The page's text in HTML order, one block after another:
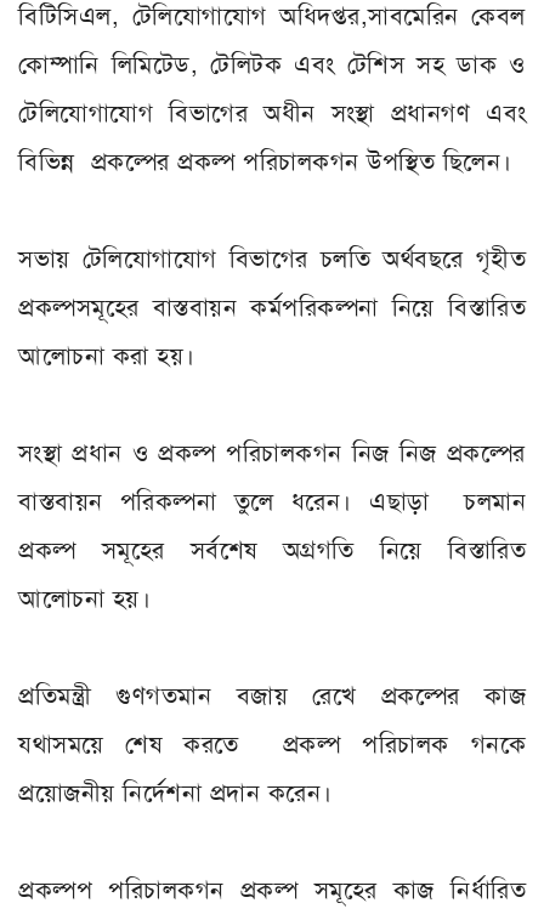
বিটিসিএল, টেলিযোগাযোগ অধিদপ্তর,সাবমেরিন কেবল
কোম্পানি লিমিটেড, টেলিটক এবং টেশিস সহ ডাক ও
টেলিযোগাযোগ বিভাগের অধীন সংস্থা প্রধানগণ এবং
বিভিন্ন প্রকল্পের প্রকল্প পরিচালকগন উপস্থিত ছিলেন।
সভায় টেলিযোগাযোগ বিভাগের চলতি অর্থবছরে গৃহীত
প্রকল্পসমূহের বাস্তবায়ন কর্মপরিকল্পনা নিয়ে বিস্তারিত
আলোচনা করা হয়।
সংস্থা প্রধান ও প্রকল্প পরিচালকগন নিজ নিজ প্রকল্পের
বাস্তবায়ন পরিকল্পনা তুলে ধরেন। এছাড়া চলমান
প্রকল্প সমূহের সর্বশেষ অগ্রগতি নিয়ে বিস্তারিত
আলোচনা হয়।
প্রতিমন্ত্রী গুণগতমান বজায় রেখে প্রকল্পের কাজ
যথাসময়ে শেষ করতে প্রকল্প পরিচালক গনকে
প্রয়োজনীয় নির্দেশনা প্রদান করেন।
প্রকল্পপ পরিচালকগন প্রকল্প সমূহের কাজ নির্ধারিত